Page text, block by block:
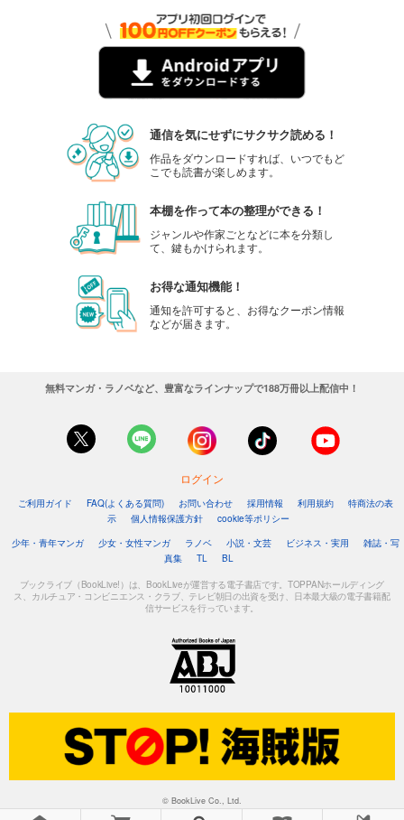
通信を気にせずにサクサク読める！
作品をダウンロードすれば、いつでもど
こでも読書が楽しめます。
本棚を作って本の整理ができる！
ジャンルや作家ごとなどに本を分類し
て、鍵もかけられます。
お得な通知機能！
通知を許可すると、お得なクーポン情報
などが届きます。
無料マンガ・ラノベなど、豊富なラインナップで188万冊以上配信中！
ログイン
ご利用ガイド FAQ(よくある質問) お問い合わせ 採用情報 利用規約
特商法の表
示
個人情報保護方針
cookie等ポリシー
少年・青年マンガ
少女・女性マンガ ラノベ 小説・文芸 ビジネス・実用
雑誌・写
真集
TL BL
ブックライブ（BookLive!）は、BookLiveが運営する電子書店です。TOPPANホールディング
ス、カルチュア・コンビニエンス・クラブ、テレビ朝日の出資を受け、日本最大級の電子書籍配
信サービスを行っています。
© BookLive Co., Ltd.